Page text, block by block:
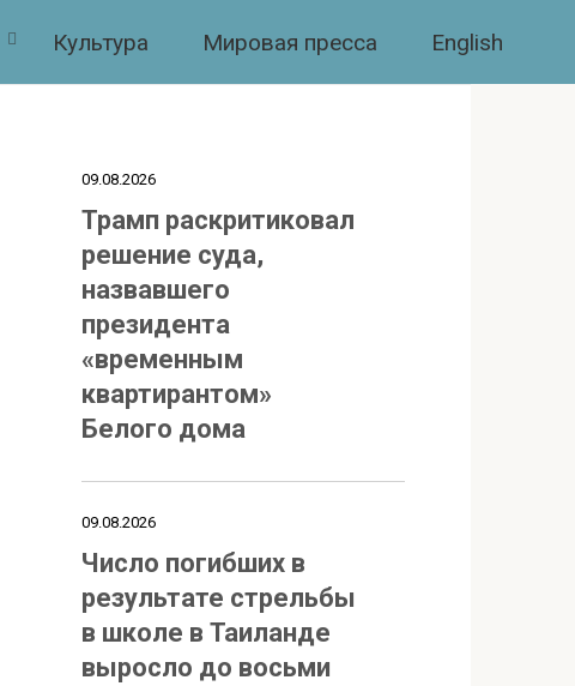
Культура Мировая пресса English
09.08.2026
Трамп раскритиковал
решение суда,
назвавшего
президента
«временным
квартирантом»
Белого дома
09.08.2026
Число погибших в
результате стрельбы
в школе в Таиланде
выросло до восьми